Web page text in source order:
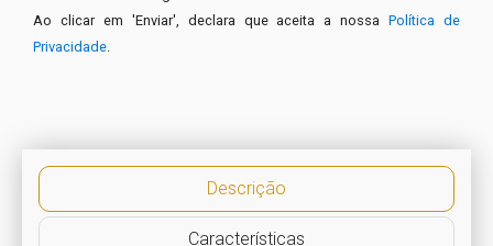
Ao clicar em 'Enviar', declara que aceita a nossaPolítica de
Privacidade
Descrição
Características